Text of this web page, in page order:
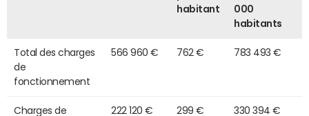
habitant
000
habitants
Total des charges
de
fonctionnement
566 960 € 762 € 783 493 €
Charges de
222 120 € 299 € 330 394 €